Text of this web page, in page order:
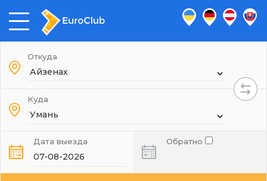
Откуда
Куда
Дата выезда Обратно